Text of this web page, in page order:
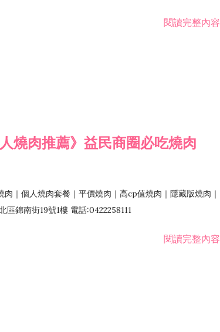
閱讀完整內容
燒肉推薦》益民商圈必吃燒肉
｜個人燒肉套餐｜平價燒肉｜高cp值燒肉｜隱藏版燒肉｜
錦南街19號1樓 電話:0422258111
閱讀完整內容